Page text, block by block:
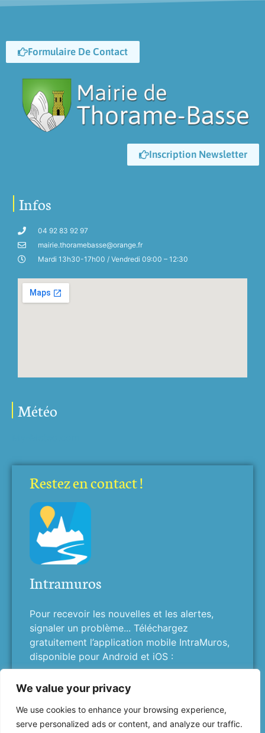
We value your privacy
We use cookies to enhance your browsing experience,
serve personalized ads or content, and analyze our traffic.
Formulaire De Contact
Inscription Newsletter
Infos
04 92 83 92 97
mairie.thoramebasse@orange.fr
Mardi 13h30-17h00 / Vendredi 09:00 – 12:30
Météo
Restez en contact !
Intramuros
Pour recevoir les nouvelles et les alertes,
signaler un problème... Téléchargez
gratuitement l’application mobile IntraMuros,
disponible pour Android et iOS :